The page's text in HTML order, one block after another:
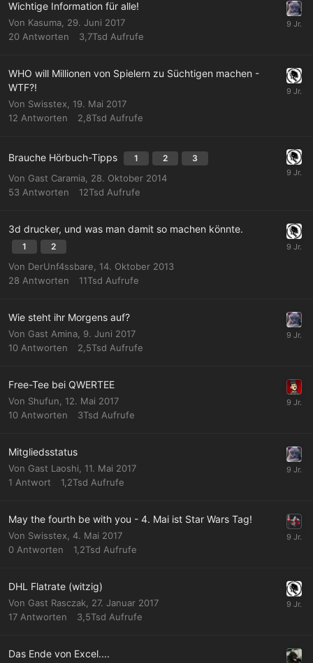
Wichtige Information für alle!
Von Kasuma 29. Juni 2017
20 Antworten 3,7Tsd Aufrufe
WHO will Millionen von Spielern zu Süchtigen machen -
WTF?!
Von Swisstex
19. Mai 2017
12 Antworten 2,8Tsd Aufrufe
Brauche Hörbuch-Tipps 1 2 3
Von Gast Caramia, 28. Oktober 2014
53 Antworten 12Tsd Aufrufe
3d drucker, und was man damit so machen könnte.
1 2
Von DerUnf4ssbare
14. Oktober 2013
28 Antworten 11Tsd Aufrufe
Wie steht ihr Morgens auf?
Von Gast Amina, 9. Juni 2017
10 Antworten 2,5Tsd Aufrufe
Free-Tee bei QWERTEE
Von Shufun
12. Mai 2017
10 Antworten 3Tsd Aufrufe
Mitgliedsstatus
Von Gast Laoshi, 11. Mai 2017
1 Antwort 1,2Tsd Aufrufe
May the fourth be with you - 4. Mai ist Star Wars Tag!
Von Swisstex 4. Mai 2017
0 Antworten 1,2Tsd Aufrufe
DHL Flatrate (witzig)
Von Gast Rasczak, 27. Januar 2017
17 Antworten 3,5Tsd Aufrufe
Das Ende von Excel....